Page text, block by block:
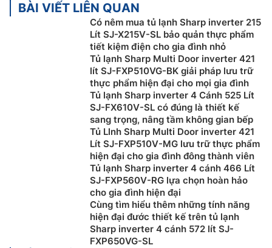
BÀI VIẾT LIÊN QUAN
Có nêm mua tủ lạnh Sharp inverter 215
Lít SJ-X215V-SL bảo quản thực phẩm
tiết kiệm điện cho gia đình nhỏ
Tủ lạnh Sharp Multi Door inverter 421
lít SJ-FXP510VG-BK giải pháp lưu trữ
thực phẩm hiện đại cho mọi gia đình
Tủ lạnh Sharp inverter 4 Cánh 525 Lít
SJ-FX610V-SL có đúng là thiết kế
sang trọng, nâng tầm không gian bếp
Tủ Llnh Sharp Multi Door inverter 421
Lít SJ-FXP510V-MG lưu trữ thực phẩm
hiện đại cho gia đình đông thành viên
Tủ lạnh Sharp inverter 4 cánh 466 Lít
SJ-FXP560V-RG lựa chọn hoàn hảo
cho gia đình hiện đại
Cùng tìm hiểu thêm những tính năng
hiện đại đước thiết kế trên tủ lạnh
Sharp inverter 4 cánh 572 lít SJ-
FXP650VG-SL